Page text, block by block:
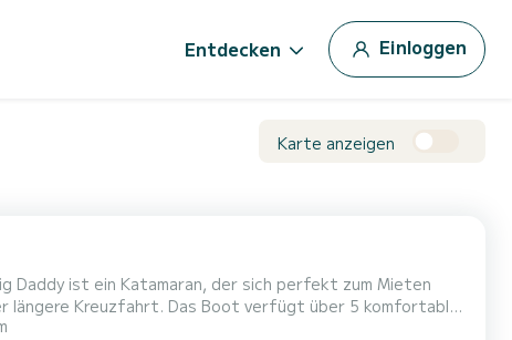
Entdecken Einloggen
Karte anzeigen
Daddy ist ein Katamaran, der sich perfekt zum Mieten
verfügt über 5 komfortable
Metern wird es Ihr bester Verbündeter sein, um einen